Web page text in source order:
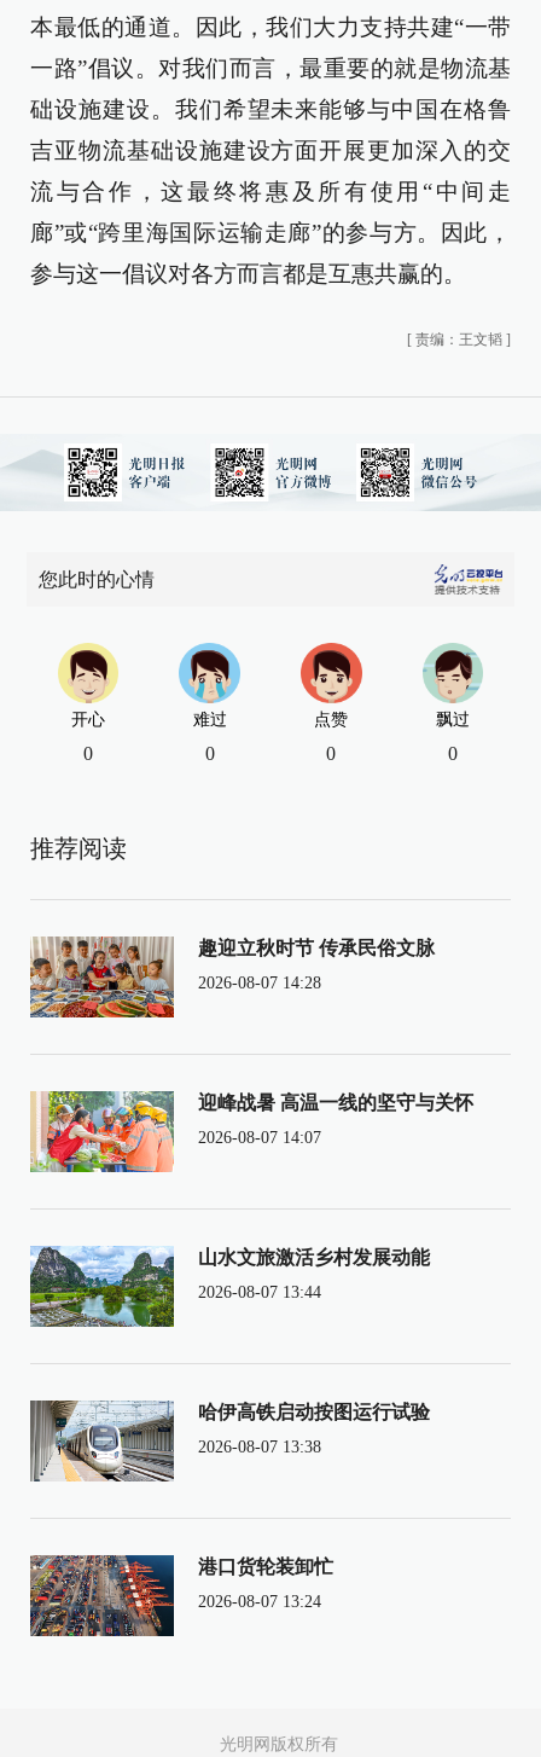
本最低的通道。因此，我们大力支持共建“一带
一路”倡议。对我们而言，最重要的就是物流基
础设施建设。我们希望未来能够与中国在格鲁
吉亚物流基础设施建设方面开展更加深入的交
流与合作，这最终将惠及所有使用“中间走
廊”或“跨里海国际运输走廊”的参与方。因此，
参与这一倡议对各方而言都是互惠共赢的。
[ 责编：王文韬 ]
您此时的心情
开心
0
难过
0
点赞
0
飘过
0
推荐阅读
趣迎立秋时节 传承民俗文脉
2026-08-07 14:28
迎峰战暑 高温一线的坚守与关怀
2026-08-07 14:07
山水文旅激活乡村发展动能
2026-08-07 13:44
哈伊高铁启动按图运行试验
2026-08-07 13:38
港口货轮装卸忙
2026-08-07 13:24
光明网版权所有